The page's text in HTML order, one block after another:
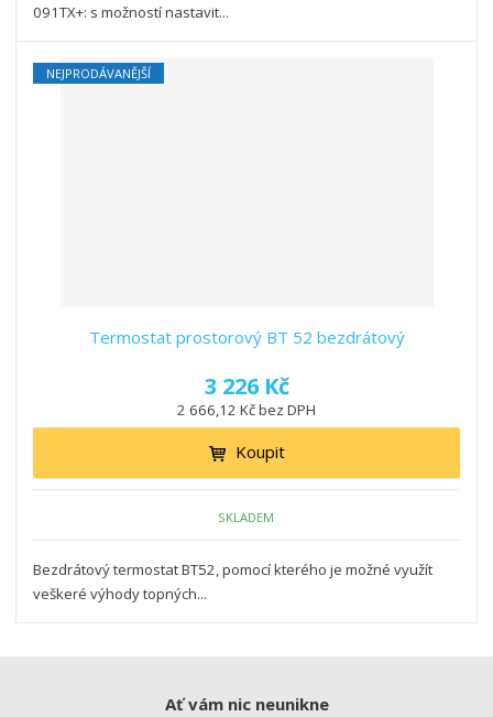
091TX+: s možností nastavit...
NEJPRODÁVANĚJŠÍ
Termostat prostorový BT 52 bezdrátový
3 226 Kč
2 666,12 Kč bez DPH
Koupit
SKLADEM
Bezdrátový termostat BT52, pomocí kterého je možné využít
veškeré výhody topných...
Ať vám nic neunikne